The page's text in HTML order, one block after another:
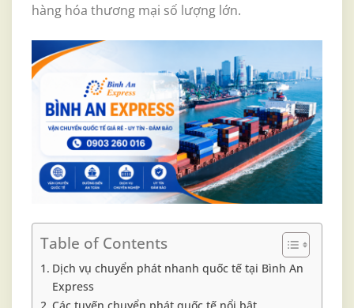
hàng hóa thương mại số lượng lớn.
Table of Contents
Dịch vụ chuyển phát nhanh quốc tế tại Bình An
Express
Các tuyến chuyển phát quốc tế nổi bật